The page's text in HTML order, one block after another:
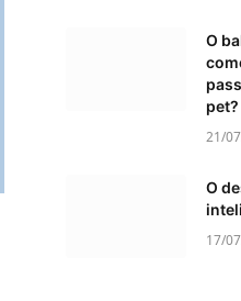
O
pet?
21/
O
17/